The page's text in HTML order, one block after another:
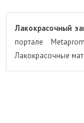
Лакокрасочный
портале
Лакокрасочные